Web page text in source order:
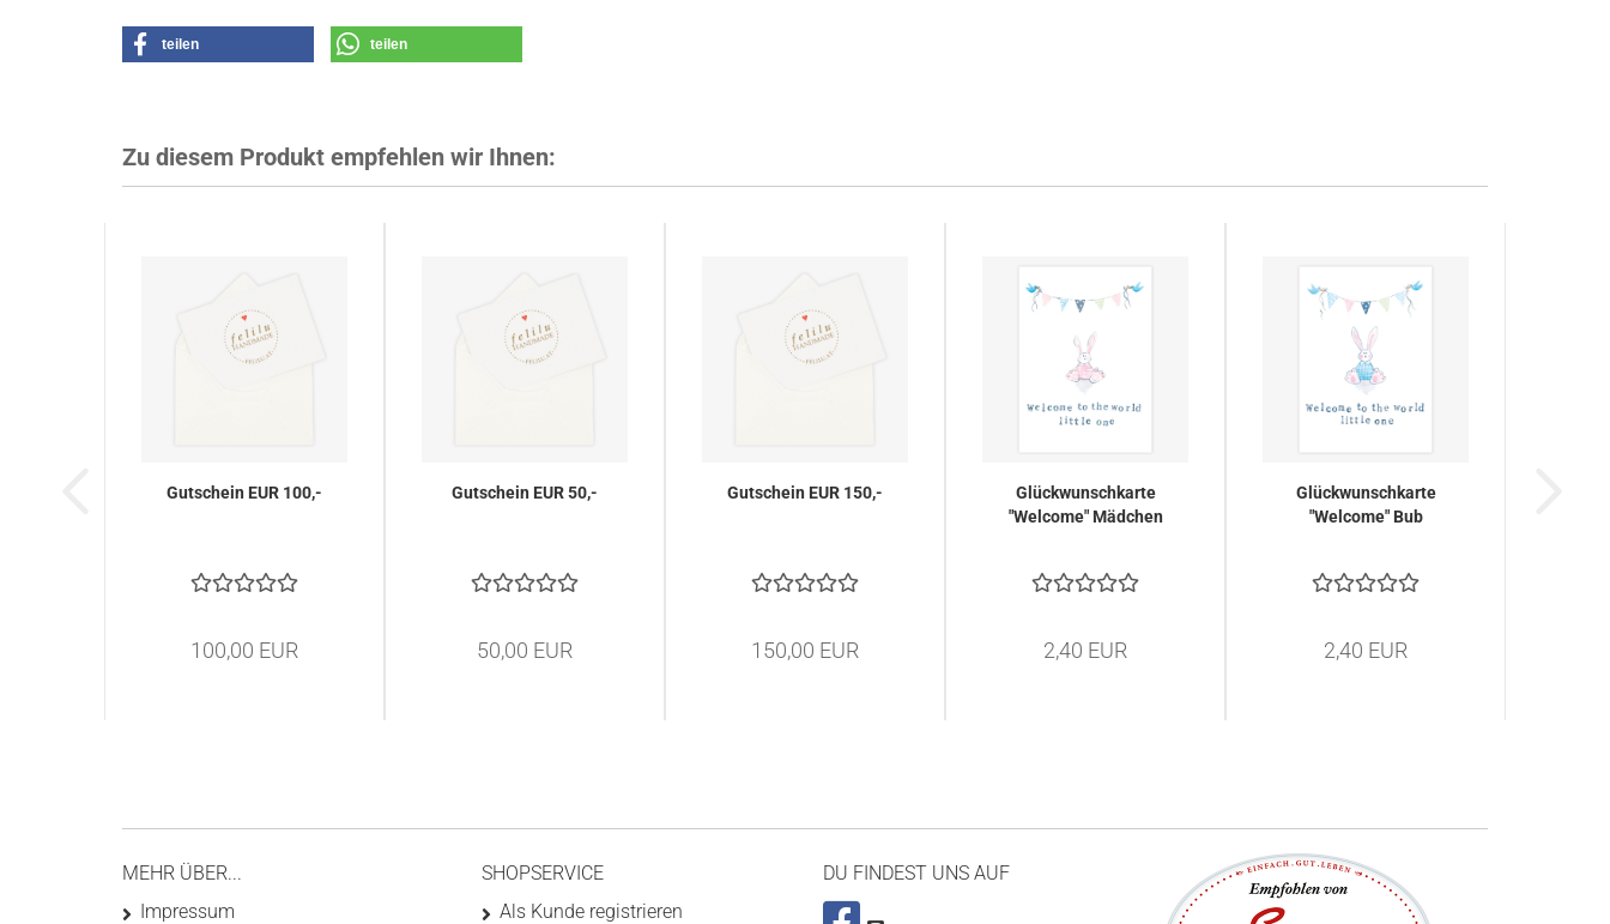
teilen teilen
Zu diesem Produkt empfehlen wir Ihnen:
Gutschein EUR 100,-
100,00 EUR
Gutschein EUR 50,-
50,00 EUR
Gutschein EUR 150,-
150,00 EUR
Glückwunschkarte
"Welcome" Mädchen
2,40 EUR
Glückwunschkarte
"Welcome" Bub
2,40 EUR
MEHR ÜBER...
Impressum
SHOPSERVICE
Als Kunde registrieren
DU FINDEST UNS AUF